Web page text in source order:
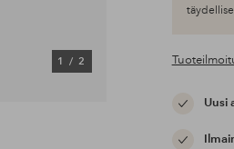
1/ 2
Uusi